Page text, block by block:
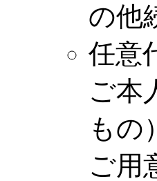
の他
任意
ご本
もの
ご用